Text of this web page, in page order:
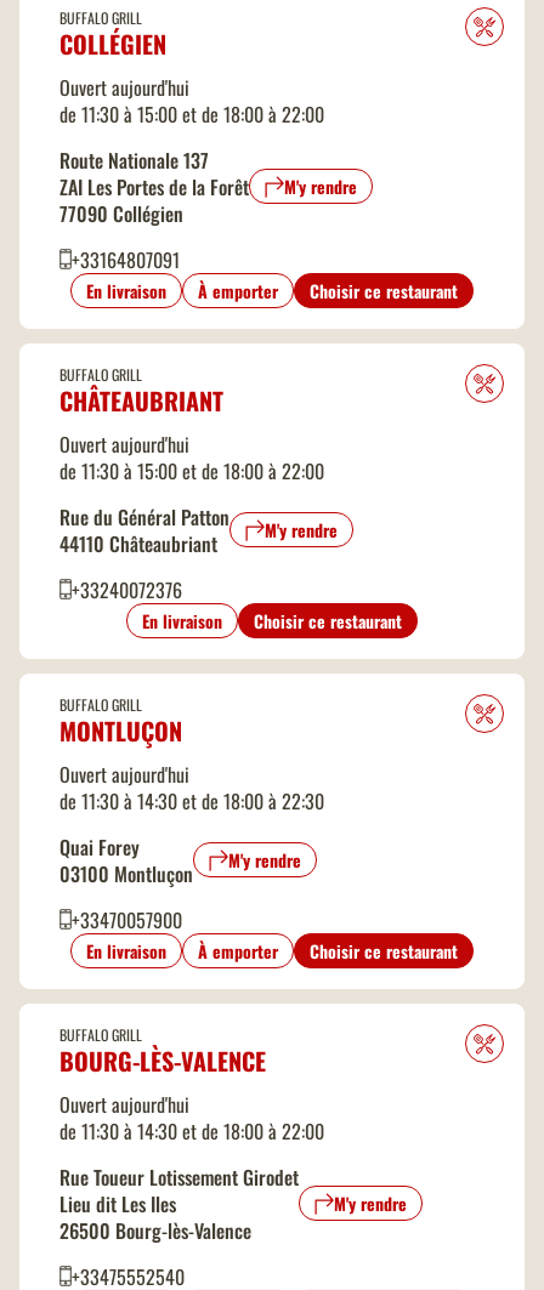
BUFFALO GRILL
COLLÉGIEN
Ouvert aujourd'hui
de 11:30 à 15:00 et de 18:00 à 22:00
Route Nationale 137
ZAI Les Portes de la Forêt
77090 Collégien
M'y rendre
+33164807091
En livraison À emporter Choisir ce restaurant
BUFFALO GRILL
CHÂTEAUBRIANT
Ouvert aujourd'hui
de 11:30 à 15:00 et de 18:00 à 22:00
Rue du Général Patton
44110 Châteaubriant
M'y rendre
+33240072376
En livraison Choisir ce restaurant
BUFFALO GRILL
MONTLUÇON
Ouvert aujourd'hui
de 11:30 à 14:30 et de 18:00 à 22:30
Quai Forey
03100 Montluçon
M'y rendre
+33470057900
En livraison À emporter Choisir ce restaurant
BUFFALO GRILL
BOURG-LÈS-VALENCE
Ouvert aujourd'hui
de 11:30 à 14:30 et de 18:00 à 22:00
Rue Toueur Lotissement Girodet
Lieu dit Les Iles
26500 Bourg-lès-Valence
M'y rendre
+33475552540